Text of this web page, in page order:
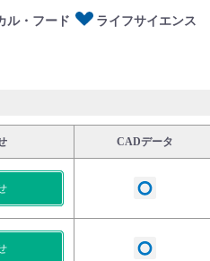
ル・フード ライフサイエンス
CADデータ